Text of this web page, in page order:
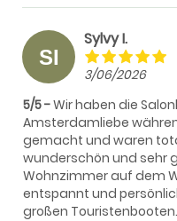
Sylvy I.
3/06/2026
5/5
Wir haben die
Amsterdamliebe
gemacht und waren
wunderschön und sehr
Wohnzimmer auf dem
entspannt und
großen